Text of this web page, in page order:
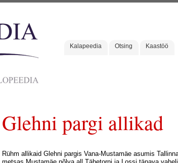
Kalapeedia Otsing Kaastöö
Glehni pargi allikad
Rühm allikaid Glehni pargis Vana-Mustamäe asumis